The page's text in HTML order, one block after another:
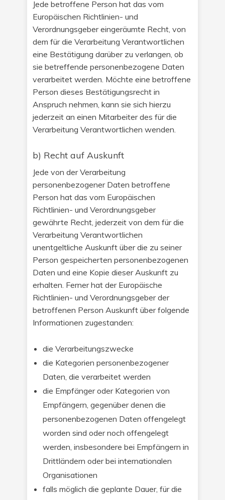
Jede betroffene Person hat das vom
Europäischen Richtlinien- und
Verordnungsgeber eingeräumte Recht, von
dem für die Verarbeitung Verantwortlichen
eine Bestätigung darüber zu verlangen, ob
sie betreffende personenbezogene Daten
verarbeitet werden. Möchte eine betroffene
Person dieses Bestätigungsrecht in
Anspruch nehmen, kann sie sich hierzu
jederzeit an einen Mitarbeiter des für die
Verarbeitung Verantwortlichen wenden.
b) Recht auf Auskunft
Jede von der Verarbeitung
personenbezogener Daten betroffene
Person hat das vom Europäischen
Richtlinien- und Verordnungsgeber
gewährte Recht, jederzeit von dem für die
Verarbeitung Verantwortlichen
unentgeltliche Auskunft über die zu seiner
Person gespeicherten personenbezogenen
Daten und eine Kopie dieser Auskunft zu
erhalten. Ferner hat der Europäische
Richtlinien- und Verordnungsgeber der
betroffenen Person Auskunft über folgende
Informationen zugestanden:
die Verarbeitungszwecke
die Kategorien personenbezogener
Daten, die verarbeitet werden
die Empfänger oder Kategorien von
Empfängern, gegenüber denen die
personenbezogenen Daten offengelegt
worden sind oder noch offengelegt
werden, insbesondere bei Empfängern in
Drittländern oder bei internationalen
Organisationen
falls möglich die geplante Dauer, für die